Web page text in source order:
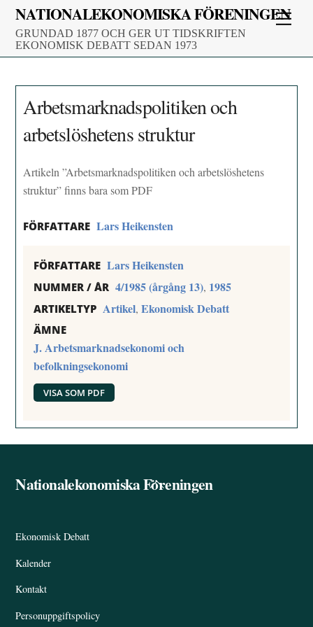
Skip
content
NATIONALEKONOMISKA FÖRENINGEN
GRUNDAD 1877 OCH GER UT TIDSKRIFTEN
EKONOMISK DEBATT SEDAN 1973
Arbetsmarknadspolitiken och
arbetslöshetens struktur
Artikeln ”Arbetsmarknadspolitiken och arbetslöshetens
struktur” finns bara som PDF
FÖRFATTARE Lars Heikensten
FÖRFATTARE Lars Heikensten
NUMMER / ÅR 4/1985 (årgång 13), 1985
ARTIKELTYP Artikel,Ekonomisk Debatt
ÄMNE
J. Arbetsmarknadsekonomi och
befolkningsekonomi
VISA SOM PDF
Back
Nationalekonomiska Föreningen
Ekonomisk Debatt
Kalender
Kontakt
Personuppgiftspolicy